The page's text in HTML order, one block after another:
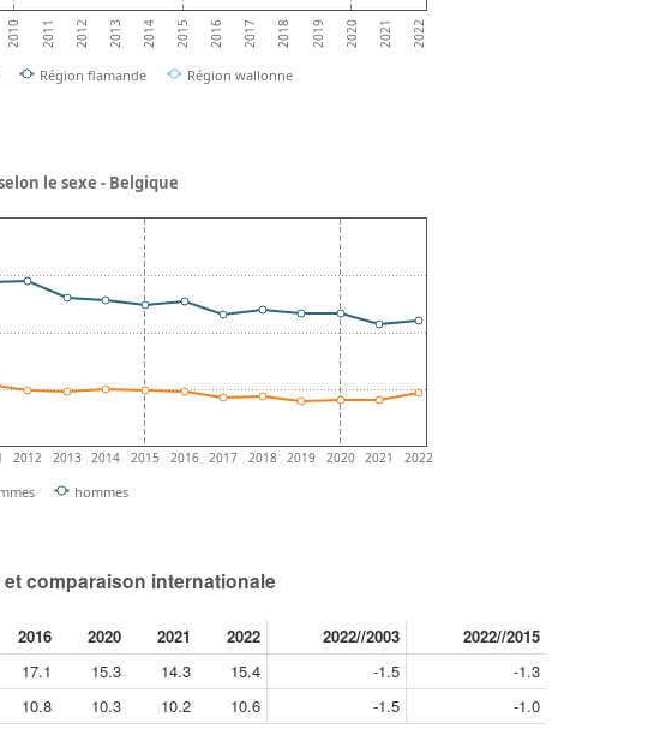
2010 2011 2012 2013 2014 2015 2016 2017 2018 2019 2020 2021 2022
Région flamande Région wallonne
2012 2013 2014 2015 2016 2017 2018 2019 2020 2021 2022
hommes
le sexe - Belgique
comparaison internationale
2016 2020 2021 2022 2022//2003
2022//2015
17.1 15.3 14.3 15.4 -1.5
-1.3
10.8 10.3 10.2 10.6 -1.5
-1.0